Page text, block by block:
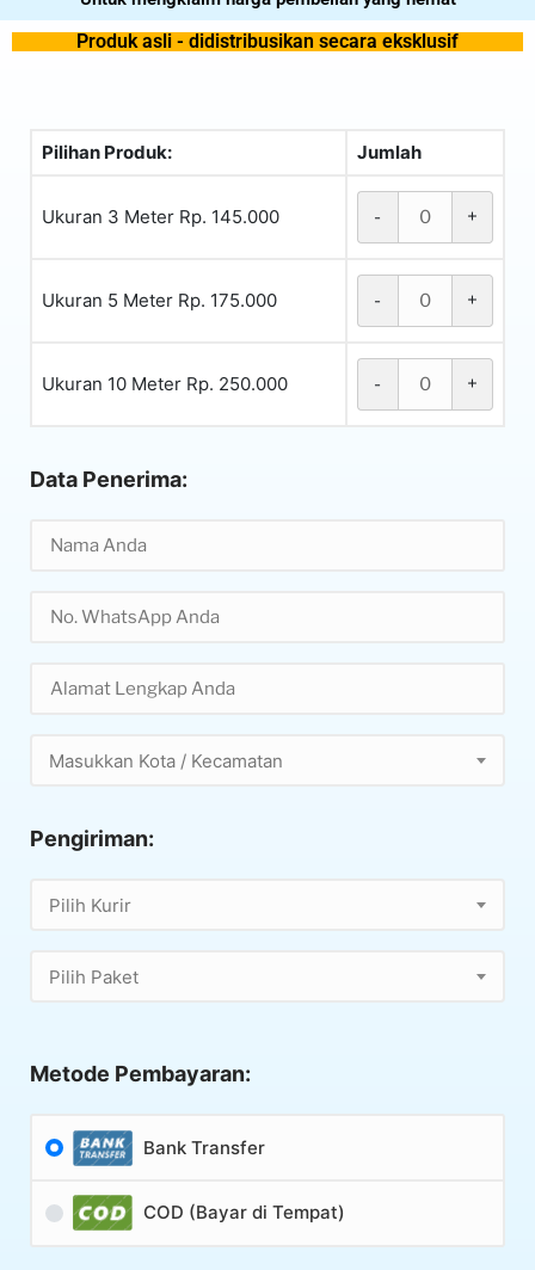
Produk asli - didistribusikan secara eksklusif
Pilihan Produk: Jumlah
Ukuran 3 Meter Rp. 145.000 - +
Ukuran 5 Meter Rp. 175.000 - +
Ukuran 10 Meter Rp. 250.000 - +
Data Penerima:
Masukkan Kota / Kecamatan
Pengiriman:
Pilih Kurir
Pilih Paket
Metode Pembayaran:
Bank Transfer
COD (Bayar di Tempat)